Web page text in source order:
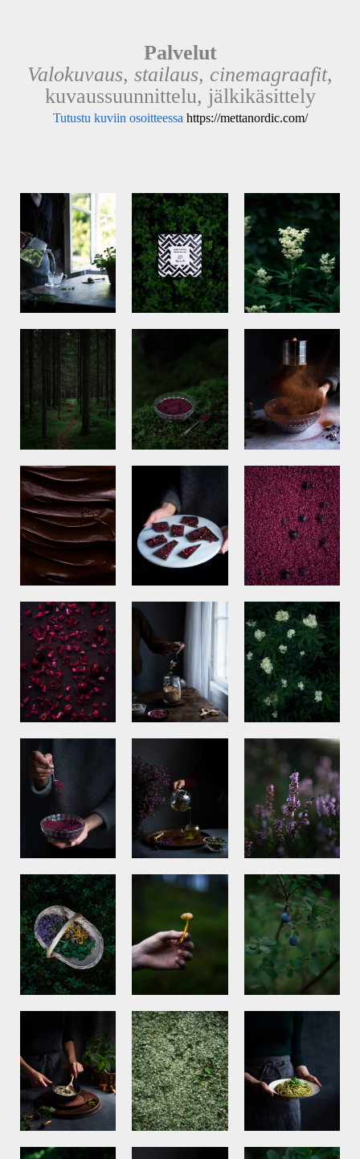
Palvelut
Valokuvaus, stailaus, cinemagraafit,
kuvaussuunnittelu, jälkikäsittely
Tutustu kuviin osoitteessa https://mettanordic.com/